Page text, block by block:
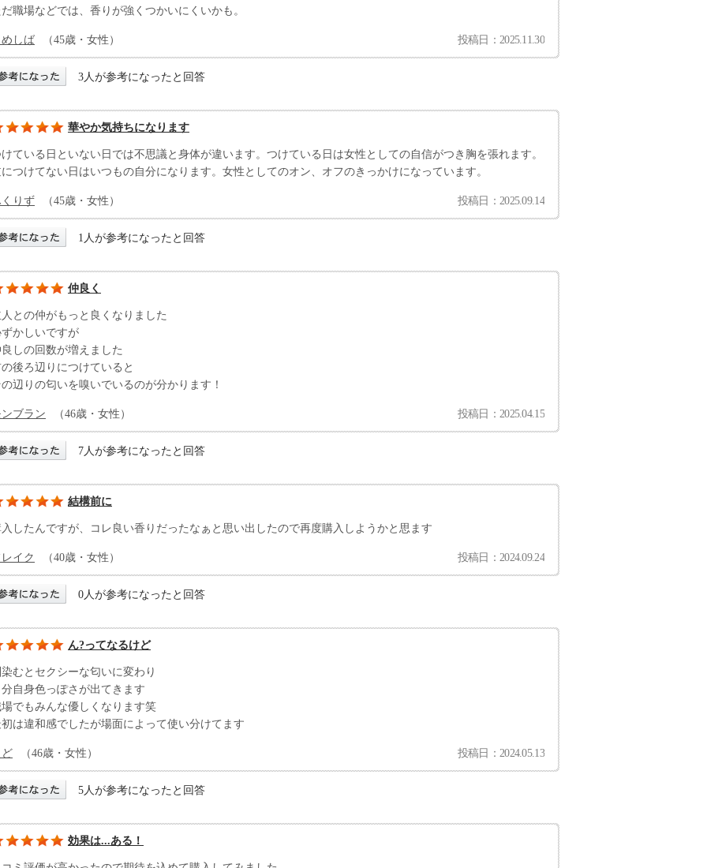
職場などでは、香りが強くつかいにくいかも。
しば （45歳・女性） 投稿日：2025.11.30
3人が参考になったと回答
華やか気持ちになります
ている日といない日では不思議と身体が違います。つけている日は女性としての自信がつき胸を張れます。
つけてない日はいつもの自分になります。女性としてのオン、オフのきっかけになっています。
りず （45歳・女性） 投稿日：2025.09.14
1人が参考になったと回答
仲良く
との仲がもっと良くなりました
かしいですが
しの回数が増えました
後ろ辺りにつけていると
辺りの匂いを嗅いでいるのが分かります！
ブラン （46歳・女性） 投稿日：2025.04.15
7人が参考になったと回答
結構前に
したんですが、コレ良い香りだったなぁと思い出したので再度購入しようかと思ます
イク （40歳・女性） 投稿日：2024.09.24
0人が参考になったと回答
ん?ってなるけど
むとセクシーな匂いに変わり
自身色っぽさが出てきます
でもみんな優しくなります笑
は違和感でしたが場面によって使い分けてます
（46歳・女性） 投稿日：2024.05.13
5人が参考になったと回答
効果は...ある！